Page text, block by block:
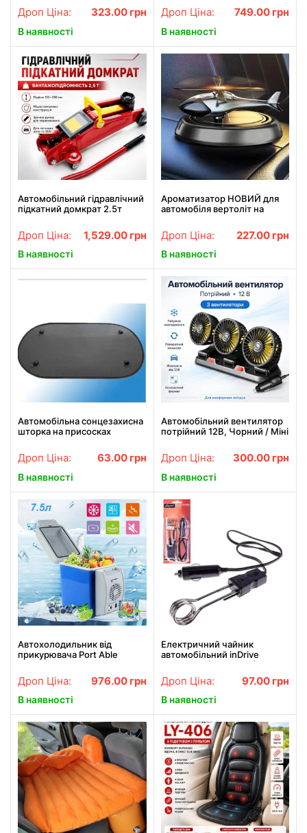
серветок, товстої прокладки
для центральної
підлокітника
Дроп Ціна: 323.00 грн
В наявності
Пляшковий домкрат
Дроп Ціна: 749.00 грн
В наявності
Автомобільний гідравлічний
підкатний домкрат 2.5т
Дроп Ціна: 1,529.00 грн
В наявності
Ароматизатор НОВИЙ для
автомобіля вертоліт на
машину освіжувач повітря
Дроп Ціна: 227.00 грн
В наявності
Автомобільна сонцезахисна
шторка на присосках
Дроп Ціна: 63.00 грн
В наявності
Автомобільний вентилятор
потрійний 12В, Чорний / Міні
Вентилятор в авто /
Портативний вентилятор
Дроп Ціна: 300.00 грн
В наявності
Автохолодильник від
прикурювача Port Able
Дроп Ціна: 976.00 грн
В наявності
Електричний чайник
автомобільний inDrive
12V/200W (IDWB-751)
Дроп Ціна: 97.00 грн
В наявності